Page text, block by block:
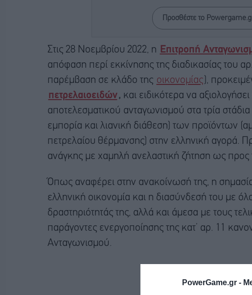
PowerGame.gr -
Προσθέστε το
Στις 28 Νοεμβρίου 2022, η Επιτροπή
απόφαση περί εκκίνησης της διαδικασίας του
παρέμβαση σε κλάδο της οικονομίας ),
πετρελαιοειδών, και ειδικότερα να
αποτελεσματικού ανταγωνισμού στα τρία
εμπορία και λιανική διάθεση) των προϊόντων
πετρελαίου θέρμανσης) στην ελληνική αγορά.
ανάγκης με χαμηλή ανελαστική ζήτηση ως προς
Όπως αναφέρει στην ανακοίνωσή της, η
ελληνική οικονομία και η διασύνδεσή του με
δραστηριότητάς της, αλλά και άμεσα με τους
παράγοντες ενεργοποίησης της κατ’ αρ. 11
Ανταγωνισμού.